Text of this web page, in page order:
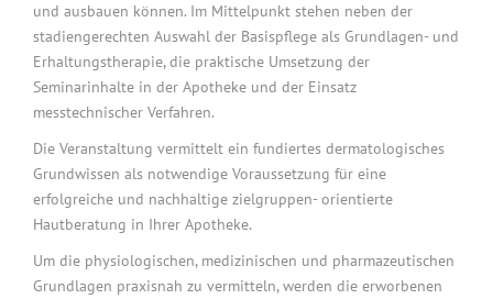
und ausbauen können. Im Mittelpunkt stehen neben der
stadiengerechten Auswahl der Basispflege als Grundlagen- und
Erhaltungstherapie, die praktische Umsetzung der
Seminarinhalte in der Apotheke und der Einsatz
messtechnischer Verfahren.
Die Veranstaltung vermittelt ein fundiertes dermatologisches
Grundwissen als notwendige Voraussetzung für eine
erfolgreiche und nachhaltige zielgruppen- orientierte
Hautberatung in Ihrer Apotheke.
Um die physiologischen, medizinischen und pharmazeutischen
Grundlagen praxisnah zu vermitteln, werden die erworbenen